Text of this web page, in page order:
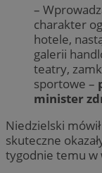
–
charakter
hotele,
galerii
teatry,
sportowe –
minister
Niedzielski
skuteczne
tygodnie temu w